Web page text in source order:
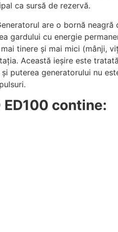
ca sursă de rezervă.
are o bornă neagră
gardului cu energie
tinere și mai mici (mânji,
Această ieșire este tratată
puterea generatorului nu
contine: